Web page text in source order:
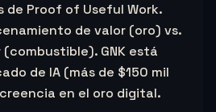
de Proof of Useful Work.
de valor (oro) vs.
GNK está
de IA (más de $150 mil
en el oro digital.